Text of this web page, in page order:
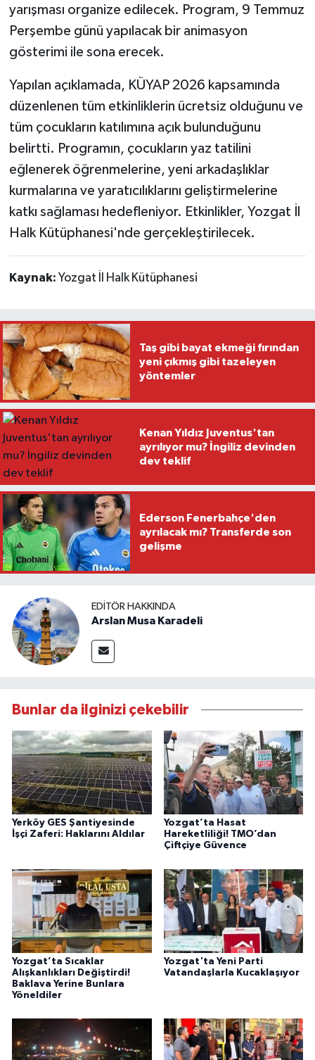
yarışması organize edilecek. Program, 9 Temmuz
Perşembe günü yapılacak bir animasyon
gösterimi ile sona erecek.
Yapılan açıklamada, KÜYAP 2026 kapsamında
düzenlenen tüm etkinliklerin ücretsiz olduğunu ve
tüm çocukların katılımına açık bulunduğunu
belirtti. Programın, çocukların yaz tatilini
eğlenerek öğrenmelerine, yeni arkadaşlıklar
kurmalarına ve yaratıcılıklarını geliştirmelerine
katkı sağlaması hedefleniyor. Etkinlikler, Yozgat İl
Halk Kütüphanesi'nde gerçekleştirilecek.
Kaynak: Yozgat İl Halk Kütüphanesi
Taş gibi bayat ekmeği fırından
yeni çıkmış gibi tazeleyen
yöntemler
Kenan Yıldız Juventus'tan
ayrılıyor mu? İngiliz devinden
dev teklif
Ederson Fenerbahçe'den
ayrılacak mı? Transferde son
gelişme
EDITÖR HAKKINDA
Arslan Musa Karadeli
Bunlar da ilginizi çekebilir
Yerköy GES Şantiyesinde
İşçi Zaferi: Haklarını Aldılar
Yozgat’ta Hasat
Hareketliliği! TMO’dan
Çiftçiye Güvence
Yozgat’ta Sıcaklar
Alışkanlıkları Değiştirdi!
Baklava Yerine Bunlara
Yöneldiler
Yozgat'ta Yeni Parti
Vatandaşlarla Kucaklaşıyor